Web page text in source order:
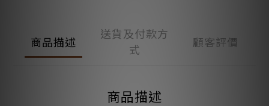
商品描述
送貨及付款方
式
顧客評價
商品描述